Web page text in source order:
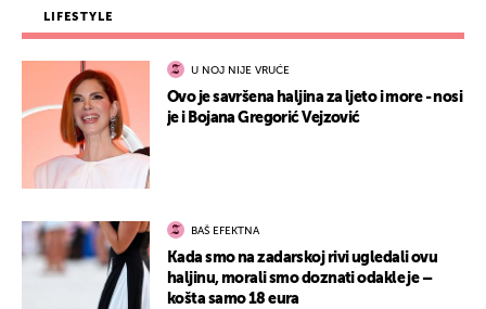
LIFESTYLE
U NOJ NIJE VRUĆE
Ovo je savršena haljina za ljeto i more - nosi
je i Bojana Gregorić Vejzović
BAŠ EFEKTNA
Kada smo na zadarskoj rivi ugledali ovu
haljinu, morali smo doznati odakle je –
košta samo 18 eura